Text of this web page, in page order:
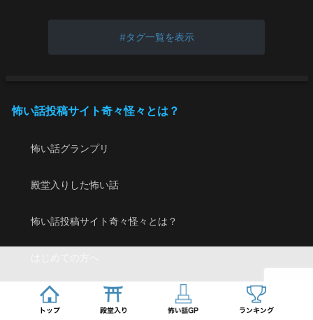
タグ一覧を表示
怖い話投稿サイト奇々怪々とは？
怖い話グランプリ
殿堂入りした怖い話
怖い話投稿サイト奇々怪々とは？
怖い話の書き方・書くコツ